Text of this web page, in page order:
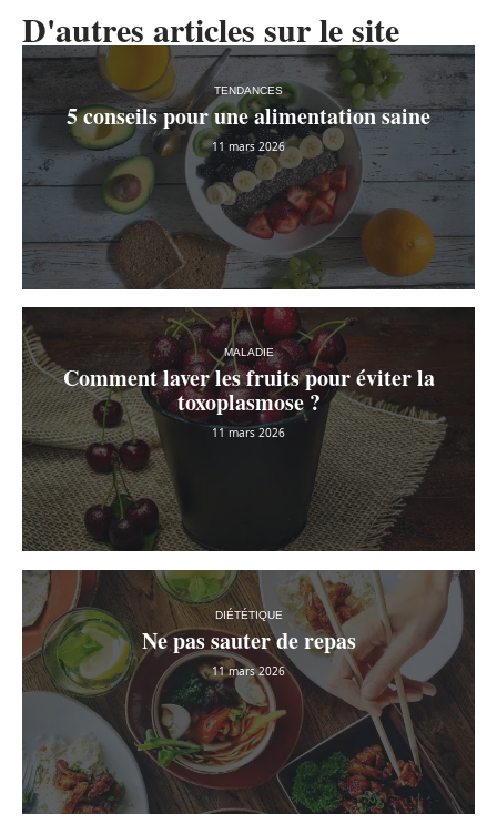
D'autres articles sur le site
TENDANCES
5 conseils pour une alimentation saine
11 mars 2026
MALADIE
Comment laver les fruits pour éviter la
toxoplasmose ?
11 mars 2026
DIÉTÉTIQUE
Ne pas sauter de repas
11 mars 2026